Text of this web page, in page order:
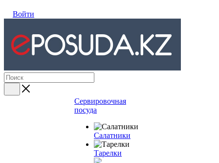
Войти
Сервировочная
посуда
Салатники
Тарелки